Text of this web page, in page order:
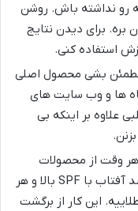
رو نداشته باش. روشن
برای دیدن نتایج
استفاده کنی.
مطمئن بشی محصول اصلی
ها و وب سایت های
علاوه بر اینکه بی
هر وقت از محصولات
روشن کننده استفاده می کنی، زدن ضد آفتاب با SPF بالا و هر
این کار از برگشت